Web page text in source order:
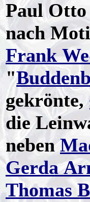
Paul
nach
Frank
"
gekrönte,
die
neben
Gerda
Thomas